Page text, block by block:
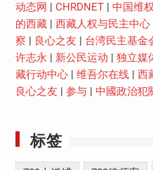
动态网 | CHRDNET| 中国维
的西藏| 西藏人权与民主中心
察 | 良心之友 | 台湾民主基金
许志永 | 新公民运动 | 独立媒
藏行动中心| 维吾尔在线| 西
良心之友 | 参与| 中國政治犯
标签